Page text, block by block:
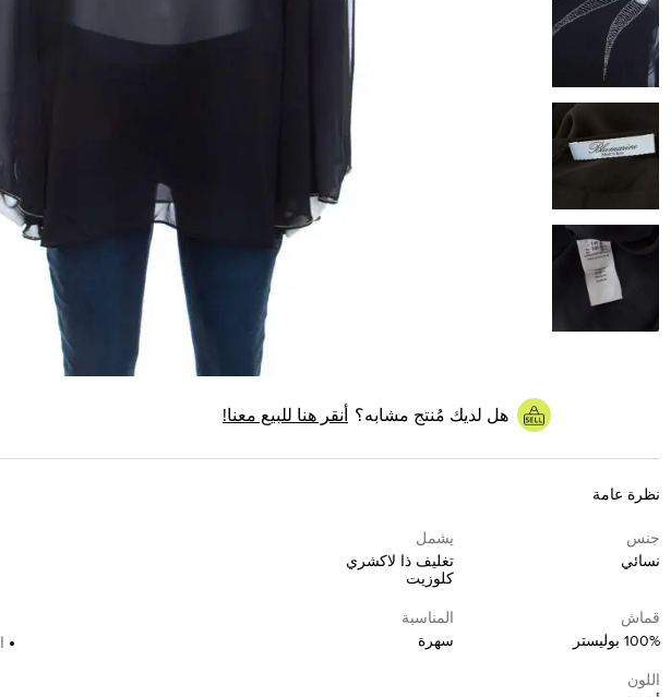
هل لديك مُنتج مشابه؟ أنقر هنا للبيع معنا!
نظرة عامة
جنس
نسائي
يشمل
تغليف ذا لاكشري
كلوزيت
قماش
100% بوليستر
المناسبة
سهرة
اللون